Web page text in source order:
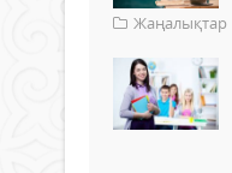
Жаңалықтар